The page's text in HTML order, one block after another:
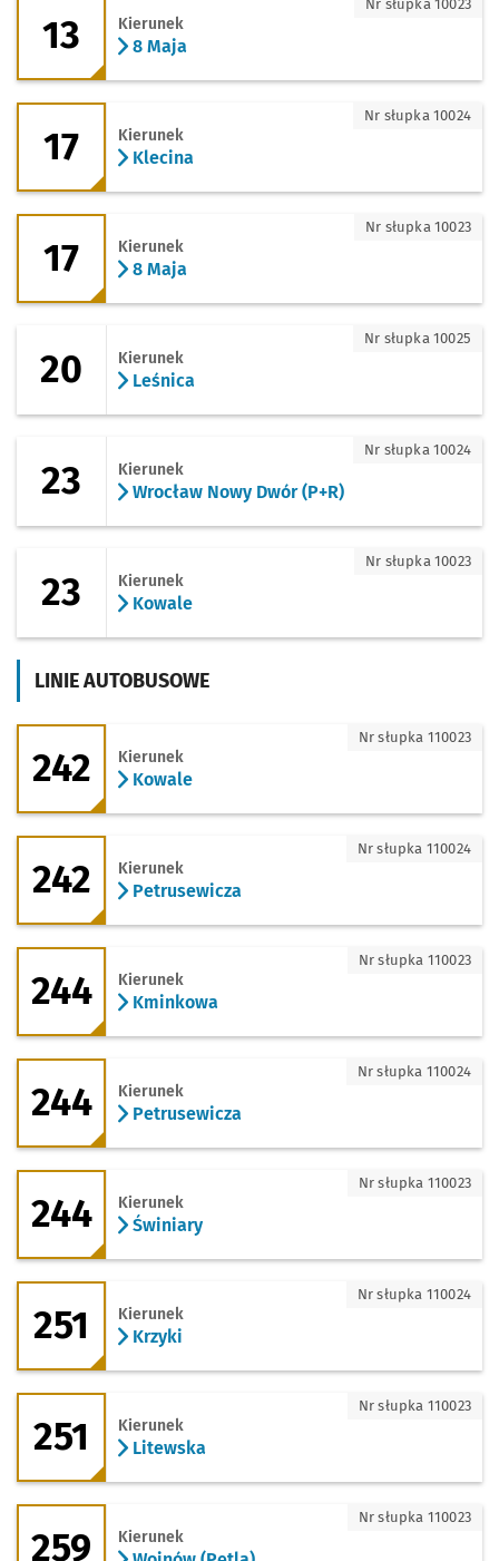
13 Kierunek
8 Maja
Nr słupka 10023
17 - kierunek Klecina
17 Kierunek
Klecina
Nr słupka 10024
17 - kierunek 8 Maja
17 Kierunek
8 Maja
Nr słupka 10023
20 Kierunek
Leśnica
Nr słupka 10025
23 - kierunek Wrocław Nowy Dwór
23 Kierunek
Wrocław Nowy Dwór (P+R)
Nr słupka 10024
23 Kierunek
Kowale
Nr słupka 10023
LINIE AUTOBUSOWE
242 - kierunek Kowale
242 Kierunek
Kowale
Nr słupka 110023
242 - kierunek Petrusewicza
242 Kierunek
Petrusewicza
Nr słupka 110024
244 - kierunek Kminkowa
244 Kierunek
Kminkowa
Nr słupka 110023
244 - kierunek Petrusewicza
244 Kierunek
Petrusewicza
Nr słupka 110024
244 - kierunek Świniary
244 Kierunek
Świniary
Nr słupka 110023
251 - kierunek Krzyki
251 Kierunek
Krzyki
Nr słupka 110024
251 - kierunek Litewska
251 Kierunek
Litewska
Nr słupka 110023
259 - kierunek Wojnów (Pętla)
259 Kierunek
Nr słupka 110023